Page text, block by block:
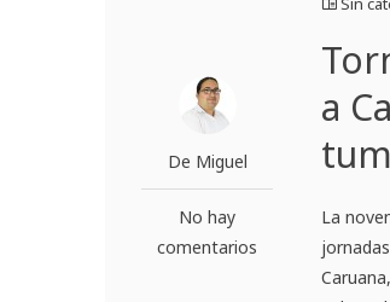
De Miguel
No hay
comentarios
a
La